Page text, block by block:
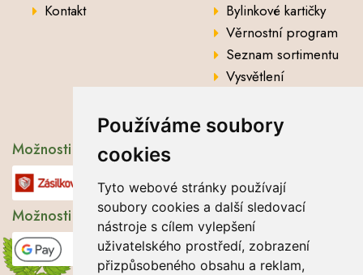
Používáme soubory
cookies
Tyto webové stránky používají
soubory cookies a další sledovací
nástroje s cílem vylepšení
uživatelského prostředí, zobrazení
přizpůsobeného obsahu a reklam,
Kontakt
Bylinkové kartičky
Věrnostní program
Seznam sortimentu
Vysvětlení
Možnosti dopravy
Možnosti platby